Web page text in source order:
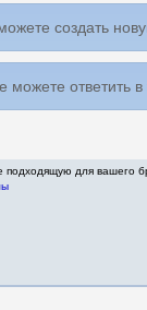
создать
можете ответить в
подходящую для вашего